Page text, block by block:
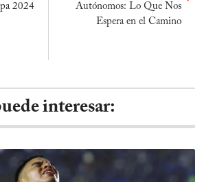
2024
Autónomos: Lo Que Nos
Espera en el Camino
interesar: